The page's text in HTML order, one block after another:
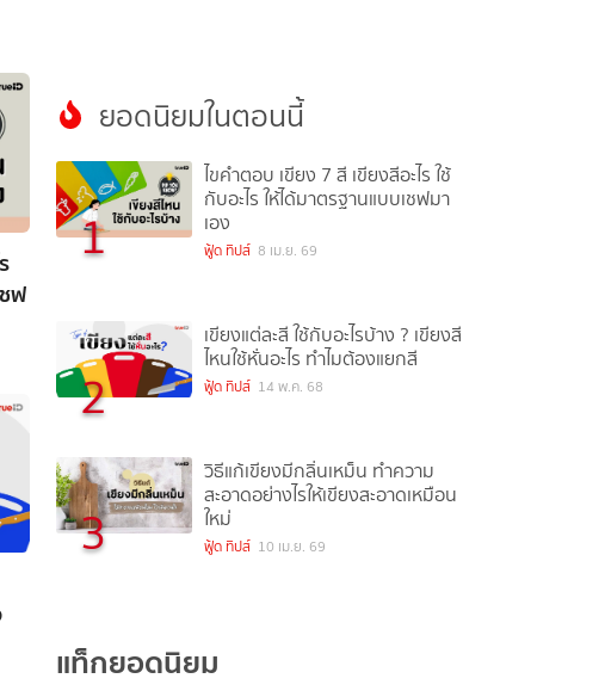
ฟ
ยอดนิยมในตอนนี้
1
ไขคำตอบ เขียง 7 สี เขียงสีอะไร ใช้
กับอะไร ให้ได้มาตรฐานแบบเชฟมา
เอง
ฟู้ด ทิปส์ 8 เม.ย. 69
2
เขียงแต่ละสี ใช้กับอะไรบ้าง ? เขียงสี
ไหนใช้หั่นอะไร ทำไมต้องแยกสี
ฟู้ด ทิปส์ 14 พ.ค. 68
3
วิธีแก้เขียงมีกลิ่นเหม็น ทำความ
สะอาดอย่างไรให้เขียงสะอาดเหมือน
ใหม่
ฟู้ด ทิปส์ 10 เม.ย. 69
แท็กยอดนิยม